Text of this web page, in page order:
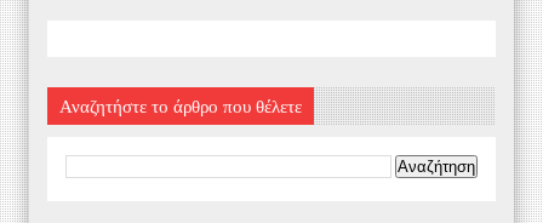
Αναζητήστε το άρθρο που θέλετε